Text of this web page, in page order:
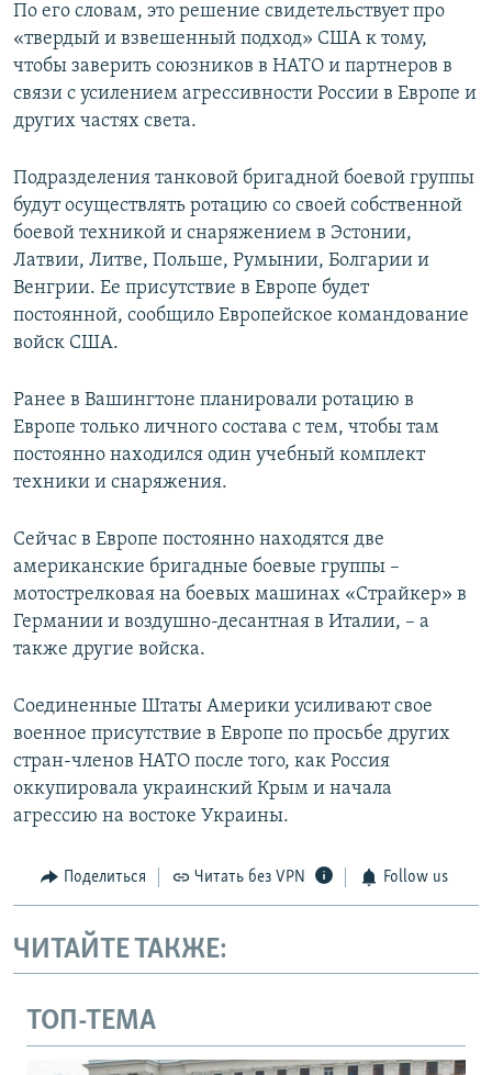
По его словам, это решение свидетельствует про
«твердый и взвешенный подход» США к тому,
чтобы заверить союзников в НАТО и партнеров в
связи с усилением агрессивности России в Европе и
других частях света.
Подразделения танковой бригадной боевой группы
будут осуществлять ротацию со своей собственной
боевой техникой и снаряжением в Эстонии,
Латвии, Литве, Польше, Румынии, Болгарии и
Венгрии. Ее присутствие в Европе будет
постоянной, сообщило Европейское командование
войск США.
Ранее в Вашингтоне планировали ротацию в
Европе только личного состава с тем, чтобы там
постоянно находился один учебный комплект
техники и снаряжения.
Сейчас в Европе постоянно находятся две
американские бригадные боевые группы –
мотострелковая на боевых машинах «Страйкер» в
Германии и воздушно-десантная в Италии, – а
также другие войска.
Соединенные Штаты Америки усиливают свое
военное присутствие в Европе по просьбе других
стран-членов НАТО после того, как Россия
оккупировала украинский Крым и начала
агрессию на востоке Украины.
Поделиться Читать без VPN Follow us
ЧИТАЙТЕ ТАКЖЕ:
ТОП-ТЕМА